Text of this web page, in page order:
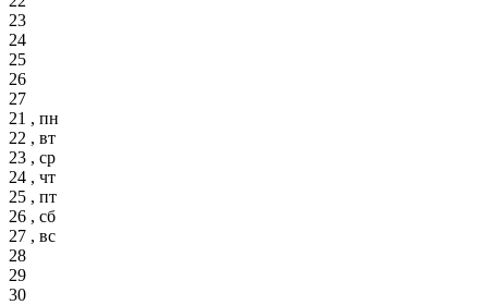
23
24
25
26
27
21 , пн
22 , вт
23 , ср
24 , чт
25 , пт
26 , сб
27 , вс
28
29
30